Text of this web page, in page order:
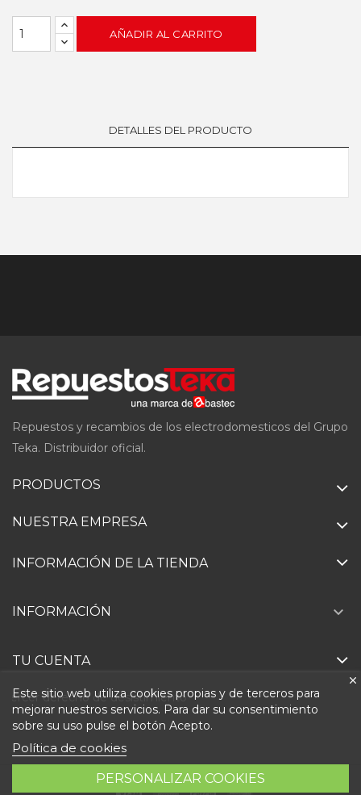
AÑADIR AL CARRITO
DETALLES DEL PRODUCTO
Repuestos y recambios de los electrodomesticos del Grupo
Teka. Distribuidor oficial.
PRODUCTOS
NUESTRA EMPRESA
INFORMACIÓN DE LA TIENDA
Este sitio web utiliza cookies propias y de terceros para
mejorar nuestros servicios. Para dar su consentimiento
sobre su uso pulse el botón Acepto.
Política de cookies
PERSONALIZAR COOKIES
INFORMACIÓN 
TU CUENTA
Ejercer derecho de desistimiento